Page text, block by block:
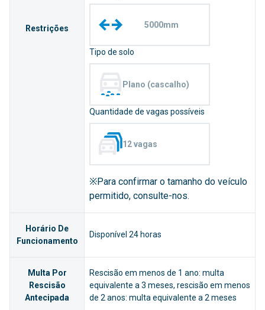
Restrições 5000mm
Tipo de solo
Plano (cascalho)
Quantidade de vagas possíveis
12 vagas
※Para confirmar o tamanho do veículo
permitido, consulte-nos.
Horário De
Funcionamento
Disponível 24 horas
Multa Por
Rescisão
Antecipada
Rescisão em menos de 1 ano: multa
equivalente a 3 meses, rescisão em menos
de 2 anos: multa equivalente a 2 meses